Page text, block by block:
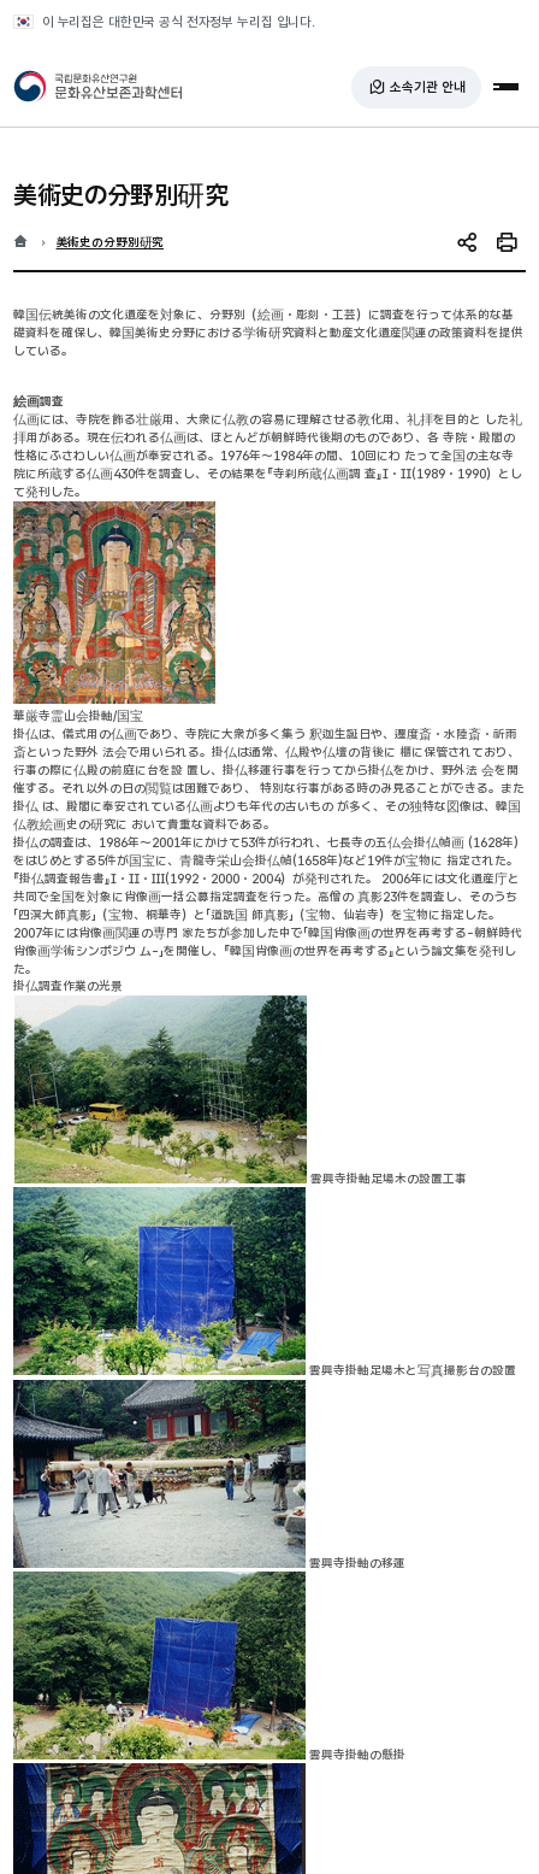
이 누리집은 대한민국 공식 전자정부 누리집 입니다.
국가유산청 문화유산보존과학센터 소속기관 안내 전
美術史の分野別研究
홈 현재 위치
美術史の分野別研究 SNS 공유인쇄
韓国伝統美術の文化遺産を対象に、分野別（絵画・彫刻・工芸）に調査を行って体系的な基
礎資料を確保し、韓国美術史分野における学術研究資料と動産文化遺産関連の政策資料を提供
している。
絵画調査
仏画には、寺院を飾る壮厳用、大衆に仏教の容易に理解させる教化用、礼拝を目的と した礼
拝用がある。現在伝われる仏画は、ほとんどが朝鮮時代後期のものであり、各 寺院・殿閣の
性格にふさわしい仏画が奉安される。1976年～1984年の間、10回にわ たって全国の主な寺
院に所蔵する仏画430件を調査し、その結果を『寺刹所蔵仏画調 査』Ⅰ・Ⅱ(1989・1990）とし
て発刊した。
華厳寺霊山会掛軸/国宝
掛仏は、儀式用の仏画であり、寺院に大衆が多く集う 釈迦生誕日や、遷度斎・水陸斎・祈雨
斎といった野外 法会で用いられる。掛仏は通常、仏殿や仏壇の背後に 櫃に保管されており、
行事の際に仏殿の前庭に台を設 置し、掛仏移運行事を行ってから掛仏をかけ、野外法 会を開
催する。それ以外の日の閲覧は困難であり、 特別な行事がある時のみ見ることができる。また
掛仏 は、殿閣に奉安されている仏画よりも年代の古いもの が多く、その独特な図像は、韓国
仏教絵画史の研究に おいて貴重な資料である。
掛仏の調査は、1986年～2001年にかけて53件が行われ、七長寺の五仏会掛仏幀画 (1628年)
をはじめとする5件が国宝に、青龍寺栄山会掛仏幀(1658年)など19件が宝物に 指定された。
『掛仏調査報告書』Ⅰ・Ⅱ・Ⅲ(1992・2000・2004）が発刊された。 2006年には文化遺産庁と
共同で全国を対象に肖像画一括公募指定調査を行った。高僧の 真影23件を調査し、そのうち
「四溟大師真影」（宝物、桐華寺）と「道詵国 師真影」（宝物、仙岩寺）を宝物に指定した。
2007年には肖像画関連の専門 家たちが参加した中で「韓国肖像画の世界を再考する-朝鮮時代
肖像画学術シンポジウ ム-」を開催し、『韓国肖像画の世界を再考する』という論文集を発刊し
た。
掛仏調査作業の光景
雲興寺掛軸足場木の設置工事
雲興寺掛軸足場木と写真撮影台の設置
雲興寺掛軸の移運
雲興寺掛軸の懸掛